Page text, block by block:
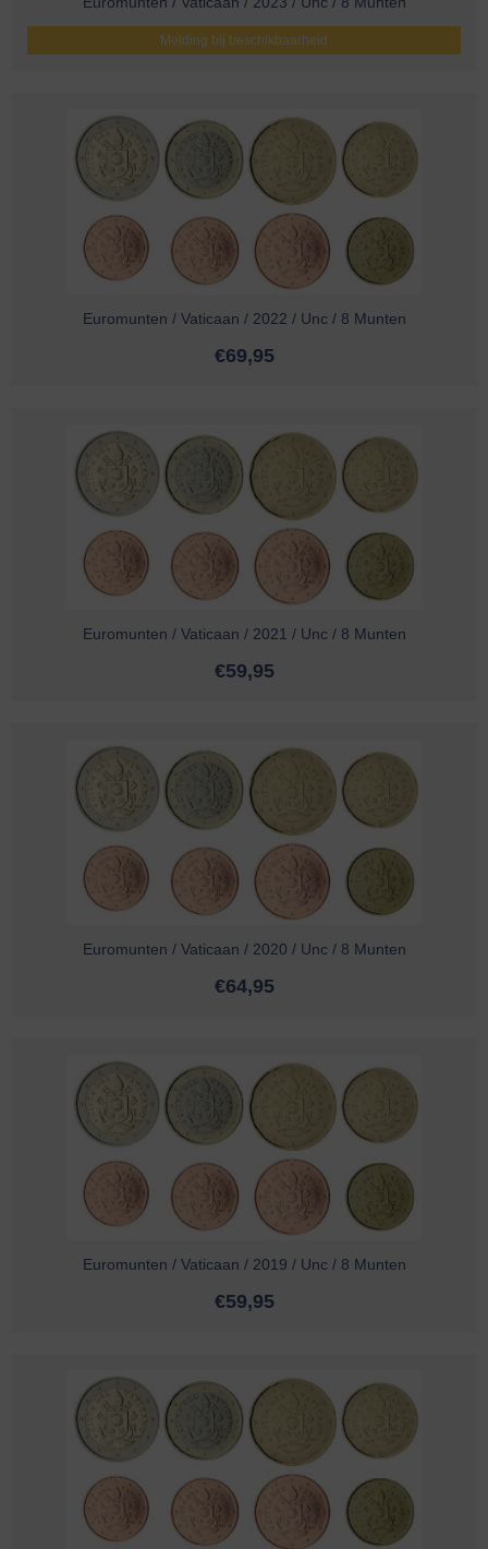
Melding bij beschikbaarheid
Euromunten / Vaticaan / 2022 / Unc / 8 Munten
€69,95
Euromunten / Vaticaan / 2021 / Unc / 8 Munten
€59,95
Euromunten / Vaticaan / 2020 / Unc / 8 Munten
€64,95
Euromunten / Vaticaan / 2019 / Unc / 8 Munten
€59,95